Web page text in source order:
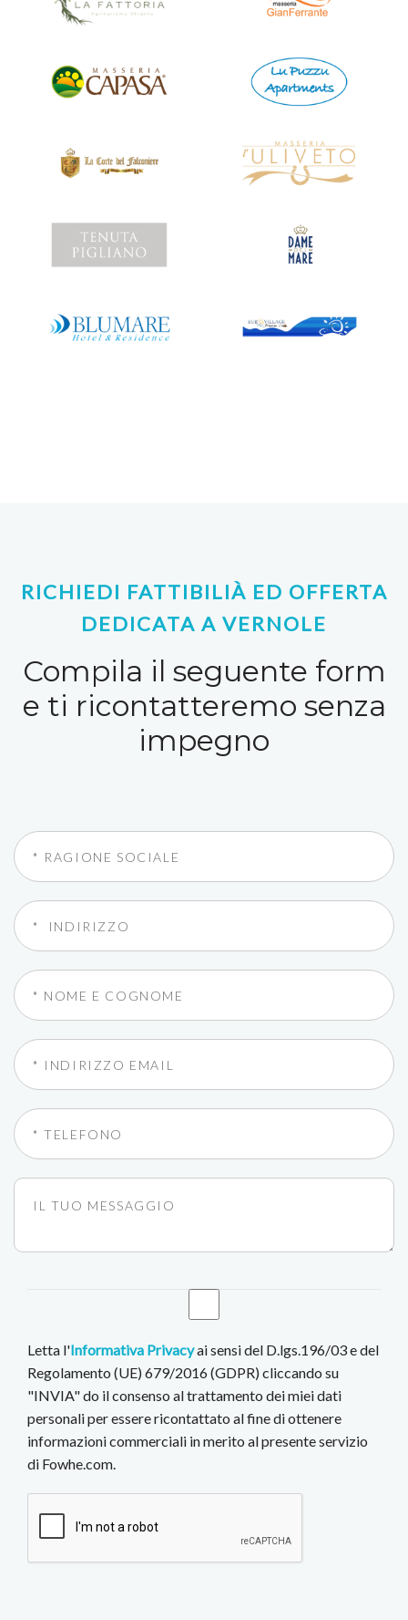
RICHIEDI FATTIBILIÀ ED OFFERTA
DEDICATA A VERNOLE
Compila il seguente form
e ti ricontatteremo senza
impegno
Letta l'Informativa Privacyai sensi del D.lgs.196/03 e del
Regolamento (UE) 679/2016 (GDPR) cliccando su
"INVIA" do il consenso al trattamento dei miei dati
personali per essere ricontattato al fine di ottenere
informazioni commerciali in merito al presente servizio
di Fowhe.com.